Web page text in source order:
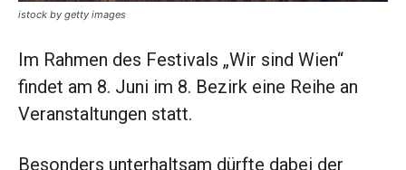
istock by getty images
Im Rahmen des Festivals „Wir sind Wien“
findet am 8. Juni im 8. Bezirk eine Reihe an
Veranstaltungen statt.
Besonders unterhaltsam dürfte dabei der